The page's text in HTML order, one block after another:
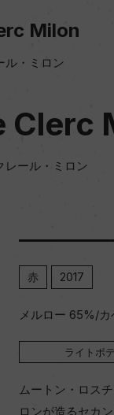
Milon
ル・ミロン
Clerc
レール・ミロン
赤 2017
メルロー 65%/
ライトボ
ムートン・ロス
ロンが造るセカ